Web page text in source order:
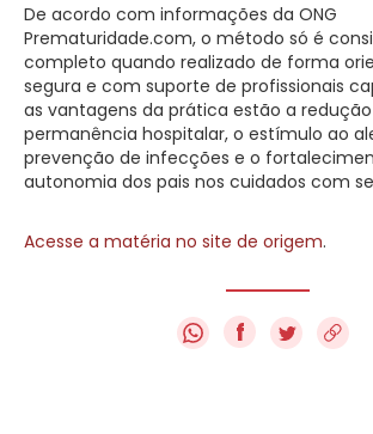
De acordo com informações da ONG
Prematuridade.com, o método só é
completo quando realizado de forma
segura e com suporte de profissionais
as vantagens da prática estão a
permanência hospitalar, o estímulo ao
prevenção de infecções e o
autonomia dos pais nos cuidados com
Acesse a matéria no site de origem.
f